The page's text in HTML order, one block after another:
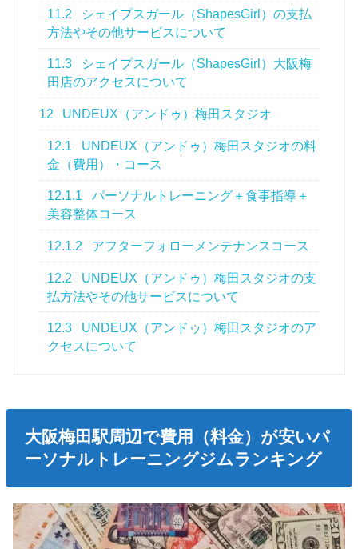
11.2
シェイプスガール（ShapesGirl）の支払
方法やその他サービスについて
11.3
シェイプスガール（ShapesGirl）大阪梅
田店のアクセスについて
12 UNDEUX（アンドゥ）梅田スタジオ
12.1
UNDEUX（アンドゥ）梅田スタジオの料
金（費用）・コース
12.1.1
パーソナルトレーニング＋食事指導＋
美容整体コース
12.1.2 アフターフォローメンテナンスコース
12.2
UNDEUX（アンドゥ）梅田スタジオの支
払方法やその他サービスについて
12.3
UNDEUX（アンドゥ）梅田スタジオのア
クセスについて
大阪梅田駅周辺で費用（料金）が安いパ
ーソナルトレーニングジムランキング